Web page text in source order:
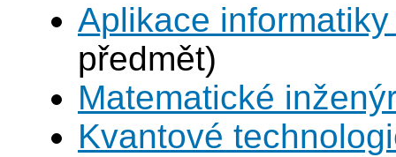
Aplikace
předmět)
Matematické
Kvantové